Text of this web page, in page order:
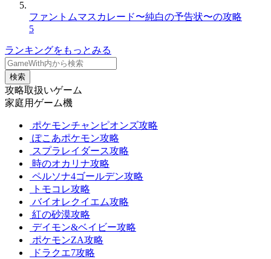
ファントムマスカレード〜純白の予告状〜の攻略
5
ランキングをもっとみる
検索
攻略取扱いゲーム
家庭用ゲーム機
ポケモンチャンピオンズ攻略
ぽこあポケモン攻略
スプラレイダース攻略
時のオカリナ攻略
ペルソナ4ゴールデン攻略
トモコレ攻略
バイオレクイエム攻略
紅の砂漠攻略
デイモン&ベイビー攻略
ポケモンZA攻略
ドラクエ7攻略